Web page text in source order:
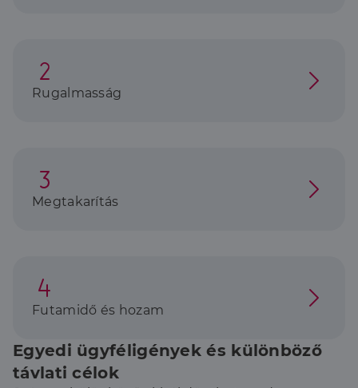
Rugalmasság
Megtakarítás
Futamidő és hozam
Egyedi ügyféligények és különböző
távlati célok